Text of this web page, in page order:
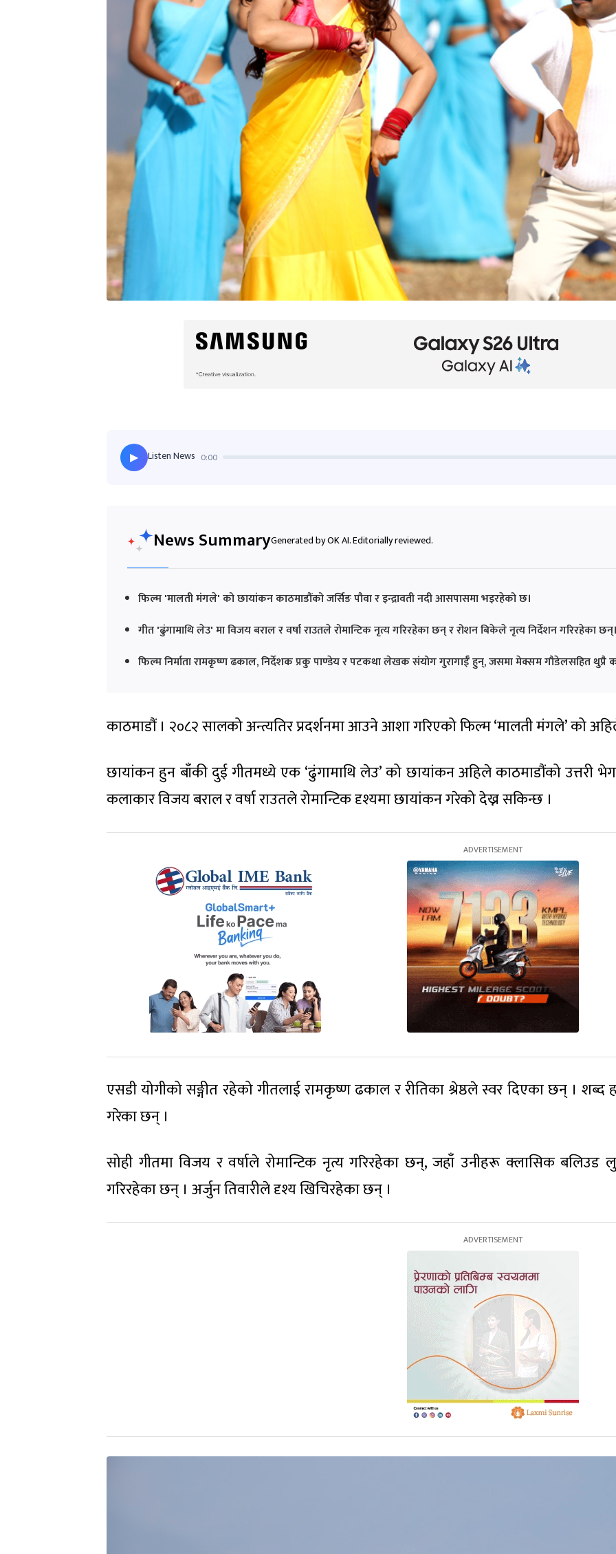
▶ Listen News 0:00
News SummaryGenerated by OK AI. Editorially reviewed.
फिल्म 'मालती मंगले' को छायांकन काठमाडौंको जर्सिङ पौवा र इन्द्रावती नदी आसपासमा भइरहेको छ।
गीत 'ढुंगामाथि लेउ' मा विजय बराल र वर्षा राउतले रोमान्टिक नृत्य गरिरहेका छन् र रोशन बिकेले नृत्य निर्देशन गरिरहेका
फिल्म निर्माता रामकृष्ण ढकाल, निर्देशक प्रकु पाण्डेय र पटकथा लेखक संयोग गुरागाईँ हुन्, जसमा मेक्सम गौडेलसहित
काठमाडौं । २०८२ सालको अन्त्यतिर प्रदर्शनमा आउने आशा गरिएको फिल्म ‘मालती मंगले’ को
छायांकन हुन बाँकी दुई गीतमध्ये एक ‘ढुंगामाथि लेउ’ को छायांकन अहिले काठमाडौंको उत्तरी
कलाकार विजय बराल र वर्षा राउतले रोमान्टिक दृश्यमा छायांकन गरेको देख्न सकिन्छ ।
एसडी योगीको सङ्गीत रहेको गीतलाई रामकृष्ण ढकाल र रीतिका श्रेष्ठले स्वर दिएका छन् ।
गरेका छन् ।
सोही गीतमा विजय र वर्षाले रोमान्टिक नृत्य गरिरहेका छन्, जहाँ उनीहरू क्लासिक
गरिरहेका छन् । अर्जुन तिवारीले दृश्य खिचिरहेका छन् ।